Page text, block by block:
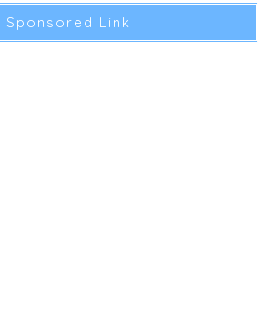
Sponsored Link